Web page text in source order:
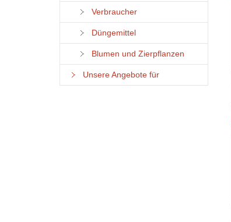
Verbraucher
Düngemittel
Blumen und Zierpflanzen
Unsere Angebote für